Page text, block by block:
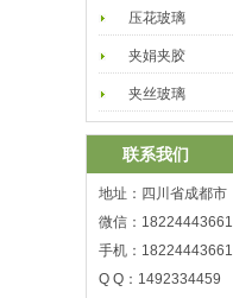
压花玻璃
夹娟夹胶
夹丝玻璃
联系我们
地址：四川省成都市
微信：18224443661
手机：18224443661
Q Q：1492334459